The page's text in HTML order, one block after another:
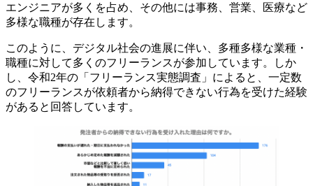
エンジニアが多くを占め、その他には事務、営業、医療など
多様な職種が存在します。
このように、デジタル社会の進展に伴い、多種多様な業種・
職種に対して多くのフリーランスが参加しています。しか
し、令和2年の「フリーランス実態調査」によると、一定数
のフリーランスが依頼者から納得できない行為を受けた経験
があると回答しています。